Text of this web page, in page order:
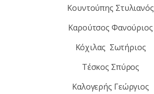
Κουντούπης Στυλιανός
Καρούτσος Φανούριος
Κόχιλας Σωτήριος
Τέσκος Σπύρος
Καλογερής Γεώργιος